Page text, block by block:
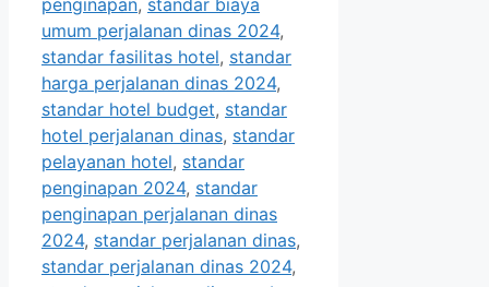
umum perjalanan dinas 2024,
standar fasilitas hotel, standar
harga perjalanan dinas 2024,
standar hotel budget, standar
hotel perjalanan dinas, standar
pelayanan hotel, standar
penginapan 2024, standar
penginapan perjalanan dinas
2024, standar perjalanan dinas,
standar perjalanan dinas 2024,